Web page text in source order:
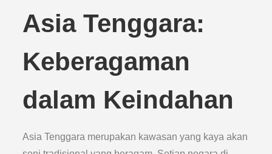
Asia Tenggara:
Keberagaman
dalam Keindahan
Asia Tenggara merupakan kawasan yang kaya akan